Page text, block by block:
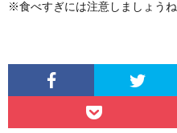
※食べすぎには注意しましょうね